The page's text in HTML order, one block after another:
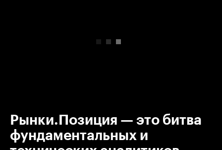
Рынки.Позиция — это битва
фундаментальных и